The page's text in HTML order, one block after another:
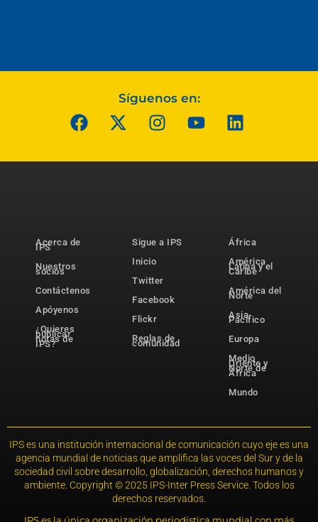
Síguenos en:
Acerca de
IPS
Nuestros
socios
Contáctenos
Apóyenos
¿Quieres
publicar
notas de
IPS?
Sigue a IPS
Inicio
Twitter
Facebook
Flickr
Reglas de
comunidad
África
América
Latina y el
Caribe
América del
Norte
Asia-
Pacífico
Europa
Medio
Oriente y
Norte de
África
Mundo
IPS es una institución internacional de comunicación cuyo eje es una
agencia mundial de noticias que amplifica las voces del Sur y de la
sociedad civil sobre desarrollo, globalización, derechos humanos y
ambiente. Copyright © 2025 IPS-Inter Press Service. Todos los
derechos reservados.